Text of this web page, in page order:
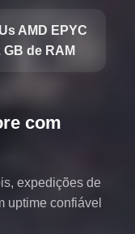
AMD EPYC
GB de RAM
com
expedições de
uptime confiável